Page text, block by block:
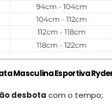
Masculina Esportiva
desbota com o tempo;